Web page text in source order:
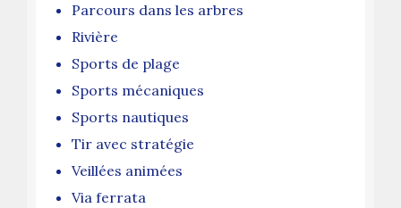
Parcours dans les arbres
Rivière
Sports de plage
Sports mécaniques
Sports nautiques
Tir avec stratégie
Veillées animées
Via ferrata